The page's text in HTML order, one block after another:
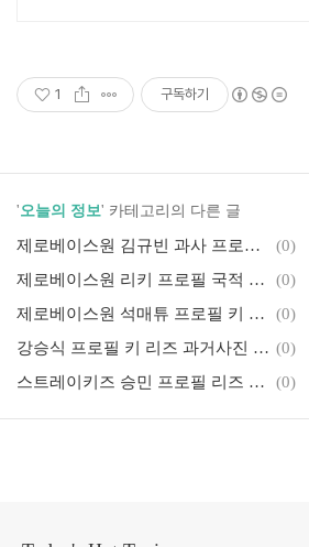
1 구독하기
' 오늘의 정보' 카테고리의 다른 글
제로베이스원 김규빈 과사 프로필 집안 아빠 키 학력 동생
(0)
제로베이스원 리키 프로필 국적 리즈 과거사진 키 엄마 작품활동
(0)
제로베이스원 석매튜 프로필 키 국적 데뷔전 과거사진 뜻 작품활동
(0)
강승식 프로필 키 리즈 과거사진 학력 가족 근황 작품활동 (0)
스트레이키즈 승민 프로필 리즈 과거사진 키 학력 부모님 작품활동
(0)